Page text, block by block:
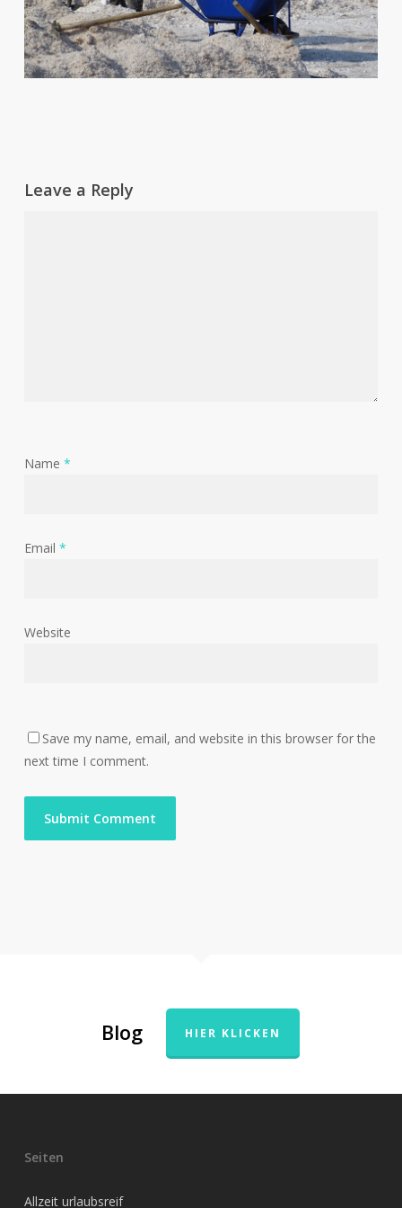
Leave a Reply
Name *
Email *
Website
Save my name, email, and website in this browser for the
next time I comment.
Blog HIER KLICKEN
Seiten
Allzeit urlaubsreif